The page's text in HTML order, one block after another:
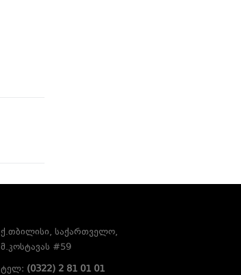
ქ.თბილისი, საქართველო,
მ.კოსტავას #59
ტელ: (0322) 2 81 01 01